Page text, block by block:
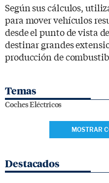
Según sus cálculos,
para mover vehículos
desde el punto de vista
destinar grandes
producción de
Temas
Coches Eléctricos
MOSTRAR
Destacados